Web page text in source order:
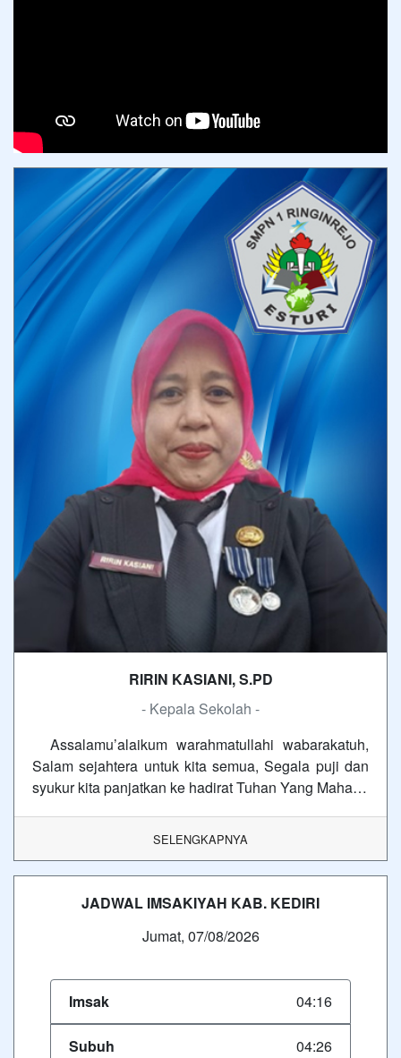
RIRIN KASIANI, S.PD
- Kepala Sekolah -
Assalamu’alaikum warahmatullahi wabarakatuh,
Salam sejahtera untuk kita semua, Segala puji dan
syukur kita panjatkan ke hadirat Tuhan Yang Maha…
SELENGKAPNYA
JADWAL IMSAKIYAH KAB. KEDIRI
Jumat, 07/08/2026
Imsak 04:16
Subuh 04:26